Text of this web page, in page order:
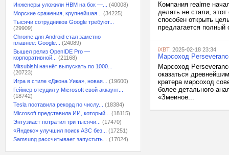
Инженеры уложили HBM на бок —...
(40008)
Морские сражения, крупнейшая...
(34225)
Тысячи сотрудников Google требуют...
(29909)
Chrome для Android стал заметно
плавнее: Google...
(24089)
Вышел релиз OpenIDE Pro —
корпоративной...
(21168)
Mitsubishi начнёт выпускать по 1000...
(20723)
Игра в стиле «Джона Уика», новая...
(19600)
Геймер отсудил у Microsoft свой аккаунт...
(18742)
Tesla поставила рекорд по числу...
(18384)
Microsoft представила ИИ, который...
(18115)
Энтузиаст потратил три тысячи...
(17470)
«Яндекс» улучшил поиск АЗС без...
(17251)
Samsung рассчитывает запустить...
(17024)
Компания realme
делать не стали,
способен открыть
предлагается полный
iXBT, 2025-02-18 23:34
Марсоход
Марсоход
оказаться
кратера марсоход
более детального
«Змеиное...